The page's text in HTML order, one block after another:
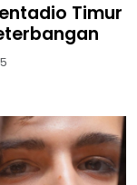
Timur